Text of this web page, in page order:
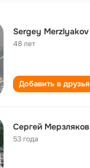
Sergey Merzlyakov
48 лет
Добавить в друзья
Сергей Мерзляков
53 года